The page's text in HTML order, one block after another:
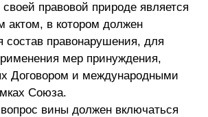
правовой природе является
актом, в котором должен
состав правонарушения, для
мер принуждения,
Договором и международными
Союза.
вины должен включаться